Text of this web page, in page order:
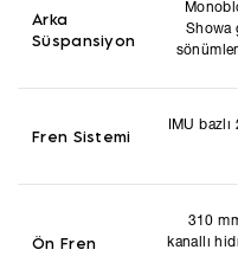
Arka
Süspansiyon
Showa
Fren Sistemi
IMU
Ön Fren
310
kanallı